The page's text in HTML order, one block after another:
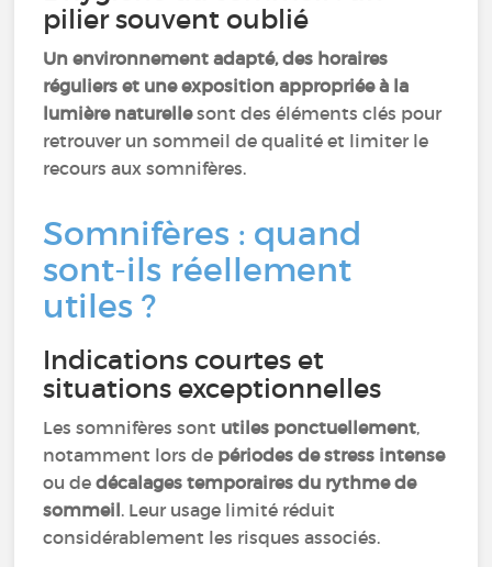
pilier souvent oublié
Un environnement adapté, des horaires
réguliers et une exposition appropriée à la
lumière naturellesont des éléments clés pour
retrouver un sommeil de qualité et limiter le
recours aux somnifères.
Somnifères : quand
sont-ils réellement
utiles ?
Indications courtes et
situations exceptionnelles
Les somnifères sont utiles ponctuellement,
notamment lors de périodes de stress intense
ou dedécalages temporaires du rythme de
sommeil. Leur usage limité réduit
considérablement les risques associés.